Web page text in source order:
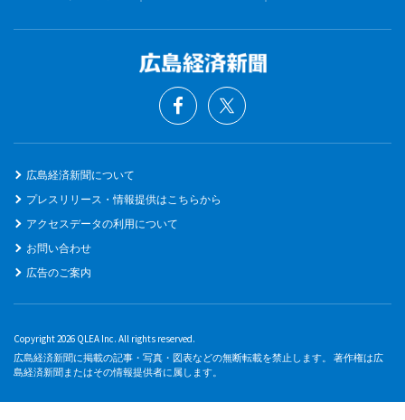
広島経済新聞について
プレスリリース・情報提供はこちらから
アクセスデータの利用について
お問い合わせ
広告のご案内
Copyright 2026 QLEA Inc. All rights reserved.
広島経済新聞に掲載の記事・写真・図表などの無断転載を禁止します。 著作権は広
島経済新聞またはその情報提供者に属します。